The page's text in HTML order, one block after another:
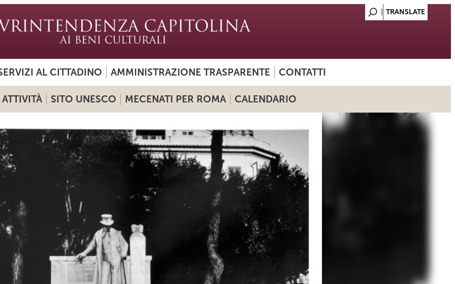
AL CITTADINO AMMINISTRAZIONE TRASPARENTE CONTATTI
ATTIVITÀ SITO UNESCO MECENATI PER ROMA CALENDARIO